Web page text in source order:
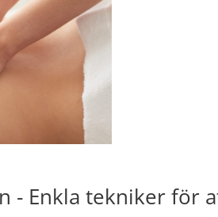
- Enkla tekniker för